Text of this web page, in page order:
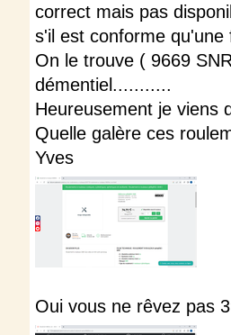
correct mais pas
s'il est conforme
On le trouve ( 9669
démentiel...........
Heureusement je viens
Quelle galère ces
Yves
Oui vous ne rêvez pas